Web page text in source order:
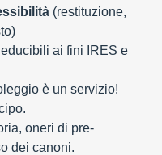
(restituzione,
ai fini IRES e
è un servizio!
oneri di pre-
dei canoni.